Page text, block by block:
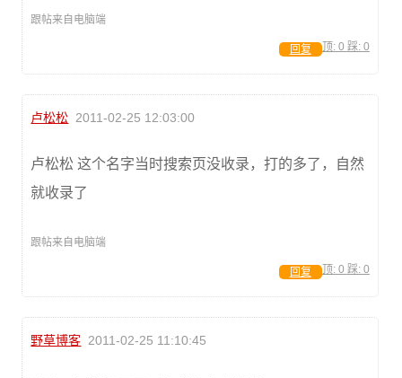
跟帖来自电脑端
顶: 0 踩: 0
回复
卢松松 2011-02-25 12:03:00
卢松松 这个名字当时搜索页没收录，打的多了，自然
就收录了
跟帖来自电脑端
顶: 0 踩: 0
回复
野草博客 2011-02-25 11:10:45